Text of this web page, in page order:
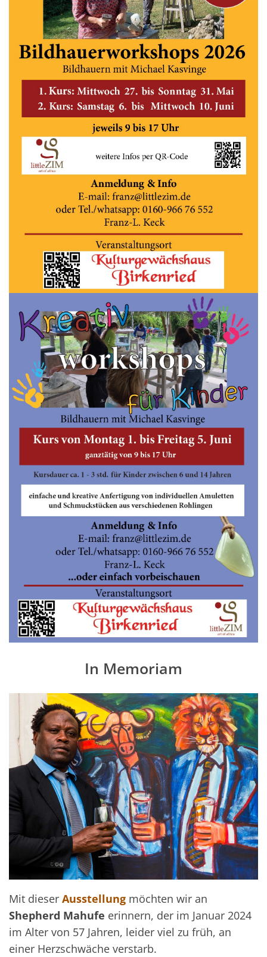
In Memoriam
Mit dieser Ausstellung möchten wir an
Shepherd Mahufe erinnern, der im Januar 2024
im Alter von 57 Jahren, leider viel zu früh, an
einer Herzschwäche verstarb.